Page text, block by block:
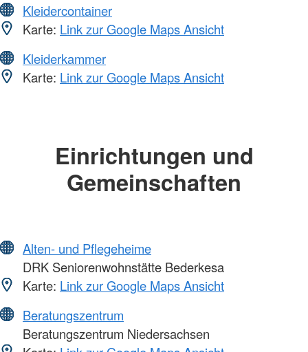
Kleidercontainer
Karte: Link zur Google Maps Ansicht
Kleiderkammer
Karte: Link zur Google Maps Ansicht
Einrichtungen und
Gemeinschaften
Alten- und Pflegeheime
DRK Seniorenwohnstätte Bederkesa
Karte: Link zur Google Maps Ansicht
Beratungszentrum
Beratungszentrum Niedersachsen